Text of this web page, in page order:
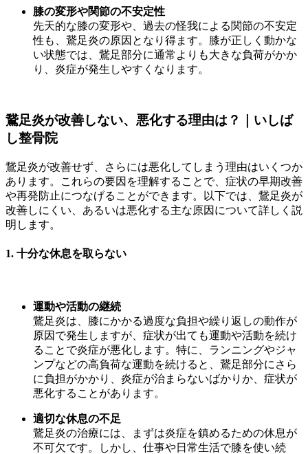
膝の変形や関節の不安定性
先天的な膝の変形や、過去の怪我による関節の不安定
性も、鵞足炎の原因となり得ます。膝が正しく動かな
い状態では、鵞足部分に通常よりも大きな負荷がかか
り、炎症が発生しやすくなります。
鵞足炎が改善しない、悪化する理由は？｜いしば
し整骨院
鵞足炎が改善せず、さらには悪化してしまう理由はいくつか
あります。これらの要因を理解することで、症状の早期改善
や再発防止につなげることができます。以下では、鵞足炎が
改善しにくい、あるいは悪化する主な原因について詳しく説
明します。
1. 十分な休息を取らない
運動や活動の継続
鵞足炎は、膝にかかる過度な負担や繰り返しの動作が
原因で発生しますが、症状が出ても運動や活動を続け
ることで炎症が悪化します。特に、ランニングやジャ
ンプなどの高負荷な運動を続けると、鵞足部分にさら
に負担がかかり、炎症が治まらないばかりか、症状が
悪化することがあります。
適切な休息の不足
鵞足炎の治療には、まずは炎症を鎮めるための休息が
不可欠です。しかし、仕事や日常生活で膝を使い続